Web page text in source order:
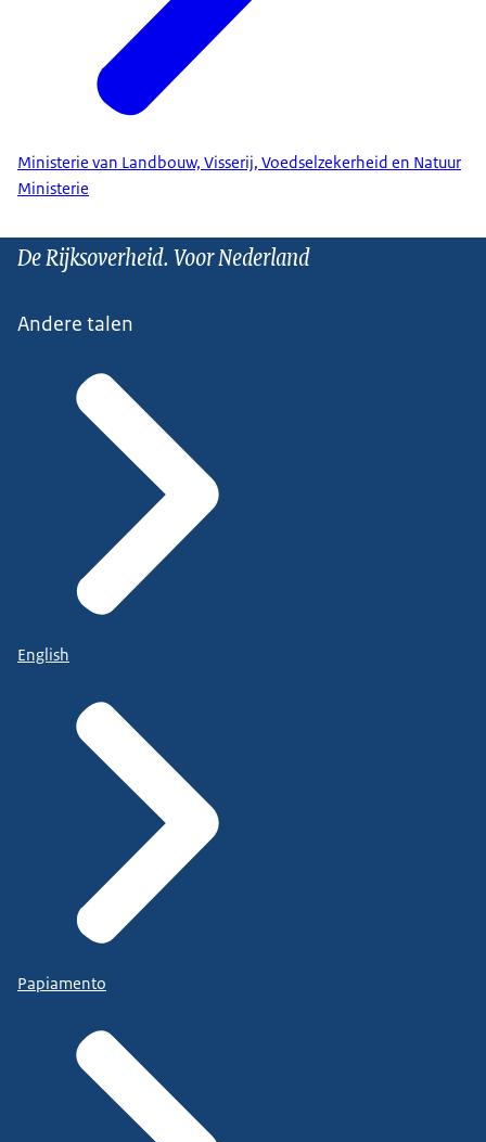
Ministerie van Landbouw, Visserij, Voedselzekerheid en Natuur
Ministerie
De Rijksoverheid. Voor Nederland
Andere talen
English
Papiamento